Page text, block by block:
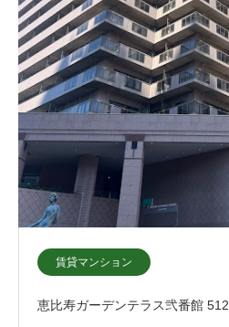
賃貸マンション
恵比寿ガーデンテラス弐番館 512